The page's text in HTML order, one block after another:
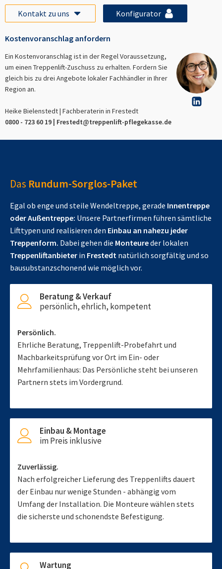
Kontakt zu uns Konfigurator
Kostenvoranschlag anfordern
Ein Kostenvoranschlag ist in der Regel Voraussetzung,
um einen Treppenlift-Zuschuss zu erhalten. Fordern Sie
gleich bis zu drei Angebote lokaler Fachhändler in Ihrer
Region an.
Heike Bielenstedt | Fachberaterin in Frestedt
0800 - 723 60 19 | Frestedt@treppenlift-pflegekasse.de
Das Rundum-Sorglos-Paket
Egal ob enge und steile Wendeltreppe, gerade Innentreppe
oder Außentreppe: Unsere Partnerfirmen führen sämtliche
Lifttypen und realisieren den Einbau an nahezu jeder
Treppenform. Dabei gehen die Monteureder lokalen
Treppenliftanbieter in Frestedt natürlich sorgfältig und so
bausubstanzschonend wie möglich vor.
Beratung & Verkauf
persönlich, ehrlich, kompetent
Persönlich.
Ehrliche Beratung, Treppenlift-Probefahrt und
Machbarkeitsprüfung vor Ort im Ein- oder
Mehrfamilienhaus: Das Persönliche steht bei unseren
Partnern stets im Vordergrund.
Einbau & Montage
im Preis inklusive
Zuverlässig.
Nach erfolgreicher Lieferung des Treppenlifts dauert
der Einbau nur wenige Stunden - abhängig vom
Umfang der Installation. Die Monteure wählen stets
die sicherste und schonendste Befestigung.
Wartung